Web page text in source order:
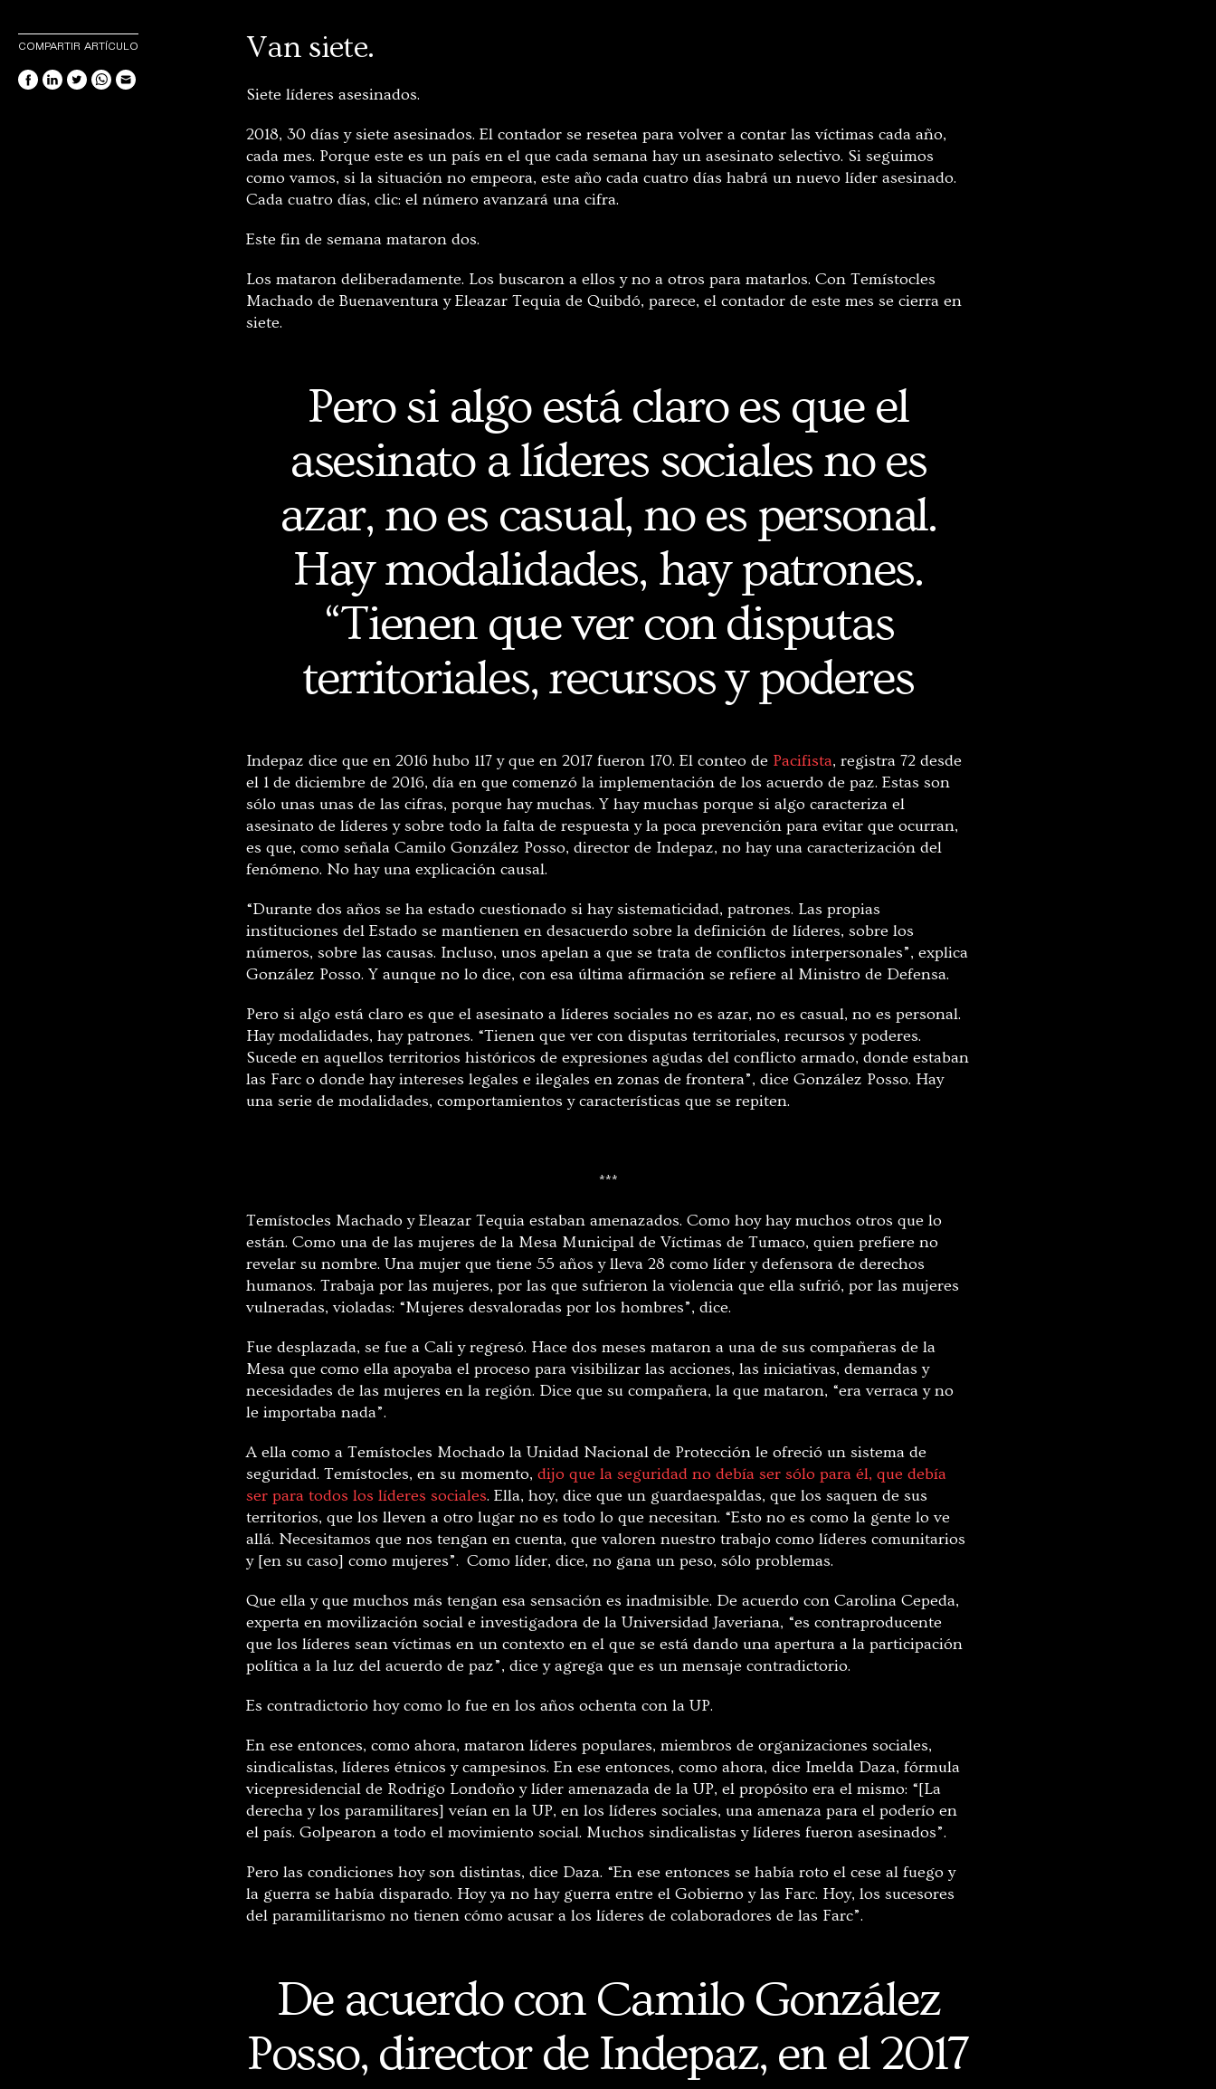
Van siete.
Siete líderes asesinados.
2018, 30 días y siete asesinados. El contador se resetea para volver a contar las víctimas cada año,
cada mes. Porque este es un país en el que cada semana hay un asesinato selectivo. Si seguimos
como vamos, si la situación no empeora, este año cada cuatro días habrá un nuevo líder asesinado.
Cada cuatro días, clic: el número avanzará una cifra.
Este fin de semana mataron dos.
Los mataron deliberadamente. Los buscaron a ellos y no a otros para matarlos. Con Temístocles
Machado de Buenaventura y Eleazar Tequia de Quibdó, parece, el contador de este mes se cierra en
siete.
Pero si algo está claro es que el
asesinato a líderes sociales no es
azar, no es casual, no es personal.
Hay modalidades, hay patrones.
“Tienen que ver con disputas
territoriales, recursos y poderes
Indepaz dice que en 2016 hubo 117 y que en 2017 fueron 170. El conteo de Pacifista, registra 72 desde
el 1 de diciembre de 2016, día en que comenzó la implementación de los acuerdo de paz. Estas son
sólo unas unas de las cifras, porque hay muchas. Y hay muchas porque si algo caracteriza el
asesinato de líderes y sobre todo la falta de respuesta y la poca prevención para evitar que ocurran,
es que, como señala Camilo González Posso, director de Indepaz, no hay una caracterización del
fenómeno. No hay una explicación causal.
“Durante dos años se ha estado cuestionado si hay sistematicidad, patrones. Las propias
instituciones del Estado se mantienen en desacuerdo sobre la definición de líderes, sobre los
números, sobre las causas. Incluso, unos apelan a que se trata de conflictos interpersonales”, explica
González Posso. Y aunque no lo dice, con esa última afirmación se refiere al Ministro de Defensa.
Pero si algo está claro es que el asesinato a líderes sociales no es azar, no es casual, no es personal.
Hay modalidades, hay patrones. “Tienen que ver con disputas territoriales, recursos y poderes.
Sucede en aquellos territorios históricos de expresiones agudas del conflicto armado, donde estaban
las Farc o donde hay intereses legales e ilegales en zonas de frontera”, dice González Posso. Hay
una serie de modalidades, comportamientos y características que se repiten.
***
Temístocles Machado y Eleazar Tequia estaban amenazados. Como hoy hay muchos otros que lo
están. Como una de las mujeres de la Mesa Municipal de Víctimas de Tumaco, quien prefiere no
revelar su nombre. Una mujer que tiene 55 años y lleva 28 como líder y defensora de derechos
humanos. Trabaja por las mujeres, por las que sufrieron la violencia que ella sufrió, por las mujeres
vulneradas, violadas: “Mujeres desvaloradas por los hombres”, dice.
Fue desplazada, se fue a Cali y regresó. Hace dos meses mataron a una de sus compañeras de la
Mesa que como ella apoyaba el proceso para visibilizar las acciones, las iniciativas, demandas y
necesidades de las mujeres en la región. Dice que su compañera, la que mataron, “era verraca y no
le importaba nada”.
A ella como a Temístocles Mochado la Unidad Nacional de Protección le ofreció un sistema de
seguridad. Temístocles, en su momento, dijo que la seguridad no debía ser sólo para él, que debía
ser para todos los líderes sociales. Ella, hoy, dice que un guardaespaldas, que los saquen de sus
territorios, que los lleven a otro lugar no es todo lo que necesitan. “Esto no es como la gente lo ve
allá. Necesitamos que nos tengan en cuenta, que valoren nuestro trabajo como líderes comunitarios
y [en su caso] como mujeres”. Como líder, dice, no gana un peso, sólo problemas.
Que ella y que muchos más tengan esa sensación es inadmisible. De acuerdo con Carolina Cepeda,
experta en movilización social e investigadora de la Universidad Javeriana, “es contraproducente
que los líderes sean víctimas en un contexto en el que se está dando una apertura a la participación
política a la luz del acuerdo de paz”, dice y agrega que es un mensaje contradictorio.
Es contradictorio hoy como lo fue en los años ochenta con la UP.
En ese entonces, como ahora, mataron líderes populares, miembros de organizaciones sociales,
sindicalistas, líderes étnicos y campesinos. En ese entonces, como ahora, dice Imelda Daza, fórmula
vicepresidencial de Rodrigo Londoño y líder amenazada de la UP, el propósito era el mismo: “[La
derecha y los paramilitares] veían en la UP, en los líderes sociales, una amenaza para el poderío en
el país. Golpearon a todo el movimiento social. Muchos sindicalistas y líderes fueron asesinados”.
Pero las condiciones hoy son distintas, dice Daza. “En ese entonces se había roto el cese al fuego y
la guerra se había disparado. Hoy ya no hay guerra entre el Gobierno y las Farc. Hoy, los sucesores
del paramilitarismo no tienen cómo acusar a los líderes de colaboradores de las Farc”.
De acuerdo con Camilo González
Posso, director de Indepaz, en el 2017
COMPARTIR ARTÍCULO